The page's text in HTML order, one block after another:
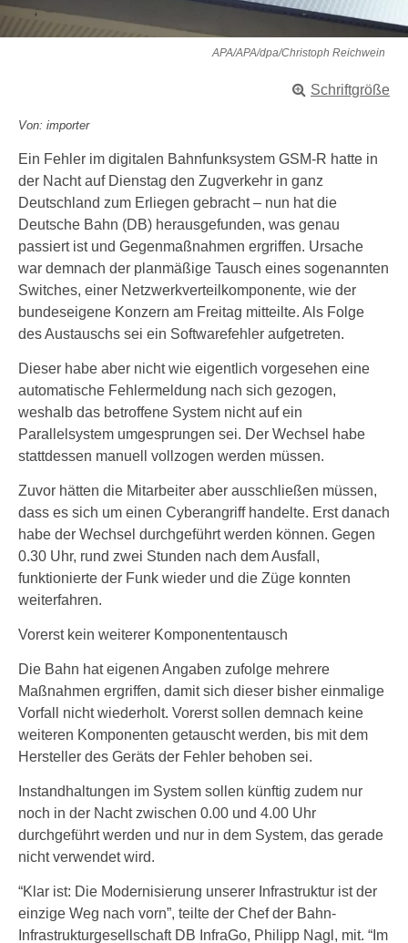
APA/APA/dpa/Christoph Reichwein
Schriftgröße
Von: importer
Ein Fehler im digitalen Bahnfunksystem GSM-R hatte in
der Nacht auf Dienstag den Zugverkehr in ganz
Deutschland zum Erliegen gebracht – nun hat die
Deutsche Bahn (DB) herausgefunden, was genau
passiert ist und Gegenmaßnahmen ergriffen. Ursache
war demnach der planmäßige Tausch eines sogenannten
Switches, einer Netzwerkverteilkomponente, wie der
bundeseigene Konzern am Freitag mitteilte. Als Folge
des Austauschs sei ein Softwarefehler aufgetreten.
Dieser habe aber nicht wie eigentlich vorgesehen eine
automatische Fehlermeldung nach sich gezogen,
weshalb das betroffene System nicht auf ein
Parallelsystem umgesprungen sei. Der Wechsel habe
stattdessen manuell vollzogen werden müssen.
Zuvor hätten die Mitarbeiter aber ausschließen müssen,
dass es sich um einen Cyberangriff handelte. Erst danach
habe der Wechsel durchgeführt werden können. Gegen
0.30 Uhr, rund zwei Stunden nach dem Ausfall,
funktionierte der Funk wieder und die Züge konnten
weiterfahren.
Vorerst kein weiterer Komponententausch
Die Bahn hat eigenen Angaben zufolge mehrere
Maßnahmen ergriffen, damit sich dieser bisher einmalige
Vorfall nicht wiederholt. Vorerst sollen demnach keine
weiteren Komponenten getauscht werden, bis mit dem
Hersteller des Geräts der Fehler behoben sei.
Instandhaltungen im System sollen künftig zudem nur
noch in der Nacht zwischen 0.00 und 4.00 Uhr
durchgeführt werden und nur in dem System, das gerade
nicht verwendet wird.
“Klar ist: Die Modernisierung unserer Infrastruktur ist der
einzige Weg nach vorn”, teilte der Chef der Bahn-
Infrastrukturgesellschaft DB InfraGo, Philipp Nagl, mit. “Im